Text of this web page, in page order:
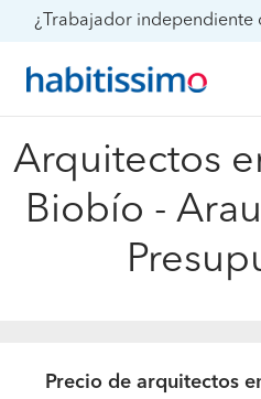
¿Trabajador independiente
Arquitectos
Biobío -
Precio de arquitectos